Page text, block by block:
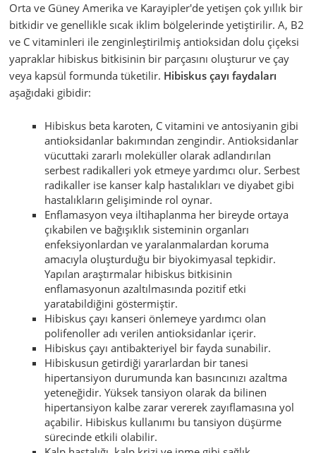
Orta ve Güney Amerika ve Karayipler'de yetişen çok yıllık bir
bitkidir ve genellikle sıcak iklim bölgelerinde yetiştirilir. A, B2
ve C vitaminleri ile zenginleştirilmiş antioksidan dolu çiçeksi
yapraklar hibiskus bitkisinin bir parçasını oluşturur ve çay
veya kapsül formunda tüketilir. Hibiskus çayı faydaları
aşağıdaki gibidir:
Hibiskus beta karoten, C vitamini ve antosiyanin gibi
antioksidanlar bakımından zengindir. Antioksidanlar
vücuttaki zararlı moleküller olarak adlandırılan
serbest radikalleri yok etmeye yardımcı olur. Serbest
radikaller ise kanser kalp hastalıkları ve diyabet gibi
hastalıkların gelişiminde rol oynar.
Enflamasyon veya iltihaplanma her bireyde ortaya
çıkabilen ve bağışıklık sisteminin organları
enfeksiyonlardan ve yaralanmalardan koruma
amacıyla oluşturduğu bir biyokimyasal tepkidir.
Yapılan araştırmalar hibiskus bitkisinin
enflamasyonun azaltılmasında pozitif etki
yaratabildiğini göstermiştir.
Hibiskus çayı kanseri önlemeye yardımcı olan
polifenoller adı verilen antioksidanlar içerir.
Hibiskus çayı antibakteriyel bir fayda sunabilir.
Hibiskusun getirdiği yararlardan bir tanesi
hipertansiyon durumunda kan basıncınızı azaltma
yeteneğidir. Yüksek tansiyon olarak da bilinen
hipertansiyon kalbe zarar vererek zayıflamasına yol
açabilir. Hibiskus kullanımı bu tansiyon düşürme
sürecinde etkili olabilir.